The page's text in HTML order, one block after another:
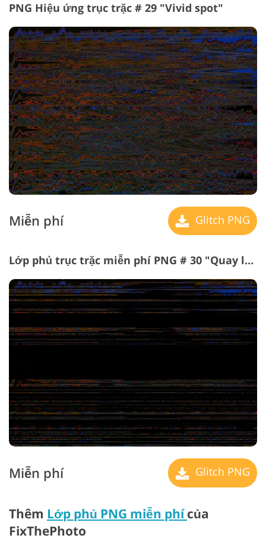
PNG Hiệu ứng trục trặc # 29 "Vivid spot"
Miễn phí Glitch PNG
Lớp phủ trục trặc miễn phí PNG # 30 "Quay lại to Black"
Miễn phí Glitch PNG
Thêm Lớp phủ PNG miễn phícủa
FixThePhoto